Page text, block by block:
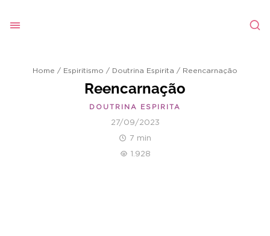
Home / Espiritismo / Doutrina Espirita / Reencarnação
Reencarnação
DOUTRINA ESPIRITA
27/09/2023
7 min
1.928